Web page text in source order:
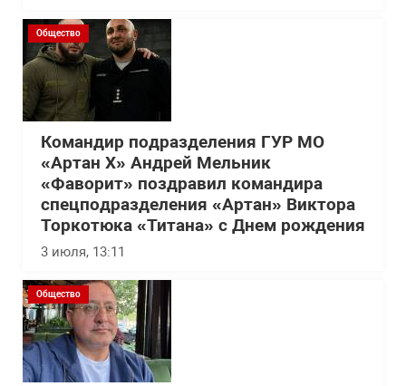
Общество
Командир подразделения ГУР МО
«Артан Х» Андрей Мельник
«Фаворит» поздравил командира
спецподразделения «Артан» Виктора
Торкотюка «Титана» с Днем рождения
3 июля, 13:11
Общество